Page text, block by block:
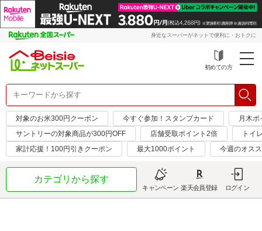
身近なスーパーがネットで便利に・おトクに
初めての方
対象のお米300円クーポン 今すぐ参加！スタンプカード
月木
サントリーの対象商品が300円OFF
店舗受取ポイント2倍
トイ
家計応援！100円引きクーポン
最大1000ポイント 今週のオス
カテゴリから探す
キャンペーン 楽天会員登録 ログイン